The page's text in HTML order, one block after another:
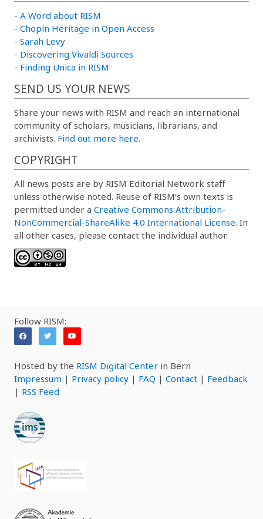
- A Word about RISM
- Chopin Heritage in Open Access
- Sarah Levy
- Discovering Vivaldi Sources
- Finding Unica in RISM
SEND US YOUR NEWS
Share your news with RISM and reach an international
community of scholars, musicians, librarians, and
archivists. Find out more here.
COPYRIGHT
All news posts are by RISM Editorial Network staff
unless otherwise noted. Reuse of RISM’s own texts is
permitted under a Creative Commons Attribution-
NonCommercial-ShareAlike 4.0 International License. In
all other cases, please contact the individual author.
Follow RISM:
Hosted by the RISM Digital Center in Bern
Impressum | Privacy policy | FAQ | Contact | Feedback
| RSS Feed